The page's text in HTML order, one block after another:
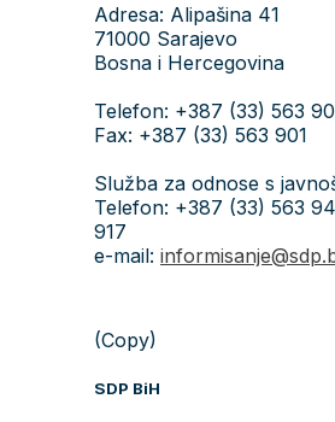
Adresa: Alipašina 41
71000 Sarajevo
Bosna i Hercegovina
Telefon: +387 (33) 563
Fax: +387 (33) 563 901
Služba za odnose s
Telefon: +387 (33) 563
917
e-mail:
(Copy)
SDP BiH